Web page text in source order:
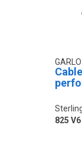
GARLO
825